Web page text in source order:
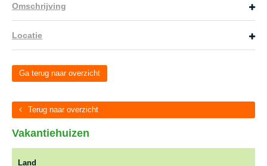
Omschrijving
Locatie
Ga terug naar overzicht
Terug naar overzicht
Vakantiehuizen
Land